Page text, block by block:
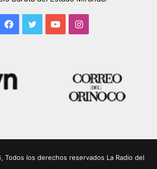
Facebook
TwitterYouTubeInstagram
Todos los derechos reservados La Radio del